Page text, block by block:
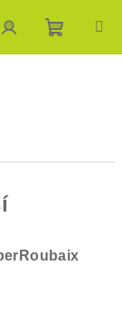
PřihlášeníNákupní